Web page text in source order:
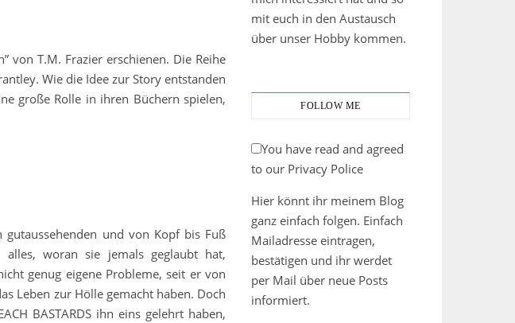
von T.M. Frazier erschienen. Die Reihe
Wie die Idee zur Story entstanden
große Rolle in ihren Büchern spielen,
gutaussehenden und von Kopf bis Fuß
woran sie jemals geglaubt hat,
genug eigene Probleme, seit er von
Leben zur Hölle gemacht haben. Doch
BASTARDS ihn eins gelehrt haben,
mit euch in den Austausch
über unser Hobby kommen.
FOLLOW ME
You have read and agreed
to our Privacy Police
Hier könnt ihr meinem Blog
ganz einfach folgen. Einfach
Mailadresse eintragen,
bestätigen und ihr werdet
per Mail über neue Posts
informiert.